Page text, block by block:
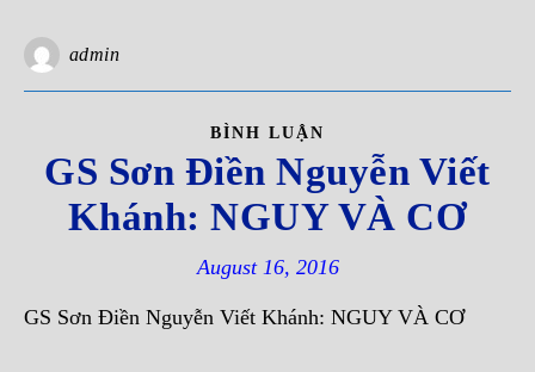
admin
BÌNH LUẬN
GS Sơn Điền Nguyễn Viết
Khánh: NGUY VÀ CƠ
August 16, 2016
GS Sơn Điền Nguyễn Viết Khánh: NGUY VÀ CƠ